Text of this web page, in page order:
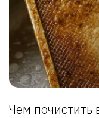
Чем почистить